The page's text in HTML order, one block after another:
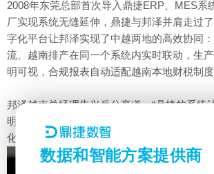
2008年东莞总部首次导入鼎捷ERP、MES系
厂实现系统无缝延伸，鼎捷与邦泽并肩走过
字化平台让邦泽实现了中越两地的高效协同
流、越南排产在同一个系统内实时联动，生
明可视，合规报表自动适配越南本地财税制度
邦泽越南总经理朱兴兵分享道：“鼎捷的系统
明、可追溯，是支撑我们‘跟着客户走’战略
化底座，跨国管理将寸步难行。”
数据和智能方案提供商